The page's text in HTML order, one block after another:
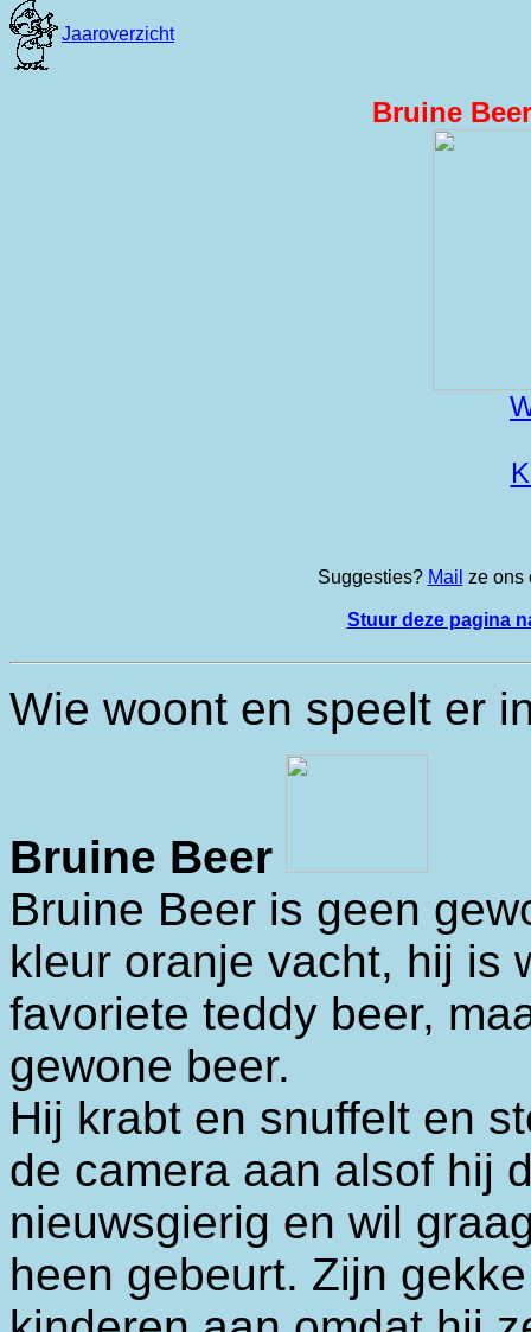
Bruine
Suggesties? Mail ze ons
Stuur deze pagina
Wie woont en speelt er
Bruine Beer
Bruine Beer is geen
kleur oranje vacht, hij is
favoriete teddy beer,
gewone beer.
Hij krabt en snuffelt en
de camera aan alsof hij
nieuwsgierig en wil
heen gebeurt. Zijn